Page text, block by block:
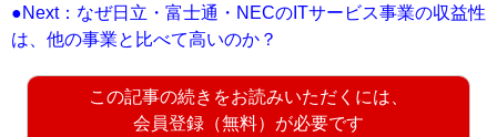
●Next：なぜ日立・富士通・NECのITサービス事業の収益性
は、他の事業と比べて高いのか？
この記事の続きをお読みいただくには、
会員登録（無料）が必要です